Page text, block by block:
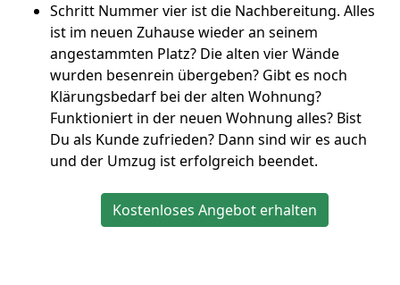
Schritt Nummer vier ist die Nachbereitung. Alles
ist im neuen Zuhause wieder an seinem
angestammten Platz? Die alten vier Wände
wurden besenrein übergeben? Gibt es noch
Klärungsbedarf bei der alten Wohnung?
Funktioniert in der neuen Wohnung alles? Bist
Du als Kunde zufrieden? Dann sind wir es auch
und der Umzug ist erfolgreich beendet.
Kostenloses Angebot erhalten